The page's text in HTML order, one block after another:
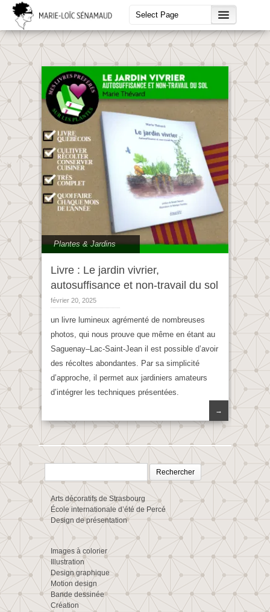
Plantes & Jardins
Livre : Le jardin vivrier,
autosuffisance et non-travail du sol
février 20, 2025
un livre lumineux agrémenté de nombreuses
photos, qui nous prouve que même en étant au
Saguenay–Lac-Saint-Jean il est possible d’avoir
des récoltes abondantes. Par sa simplicité
d’approche, il permet aux jardiniers amateurs
d’intégrer les techniques présentées.
→
Rechercher :
Arts décoratifs de Strasbourg
École internationale d’été de Percé
Design de présentation
Images à colorier
Illustration
Design graphique
Motion design
Bande dessinée
Création